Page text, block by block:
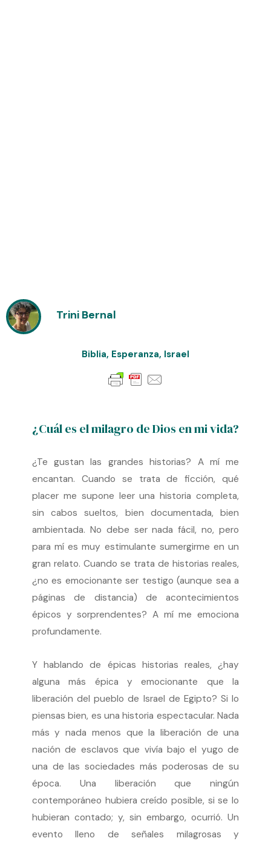
Trini Bernal
Biblia, Esperanza, Israel
¿Cuál es el milagro de Dios en mi vida?
¿Te gustan las grandes historias? A mí me
encantan. Cuando se trata de ficción, qué
placer me supone leer una historia completa,
sin cabos sueltos, bien documentada, bien
ambientada. No debe ser nada fácil, no, pero
para mí es muy estimulante sumergirme en un
gran relato. Cuando se trata de historias reales,
¿no es emocionante ser testigo (aunque sea a
páginas de distancia) de acontecimientos
épicos y sorprendentes? A mí me emociona
profundamente.
Y hablando de épicas historias reales, ¿hay
alguna más épica y emocionante que la
liberación del pueblo de Israel de Egipto? Si lo
piensas bien, es una historia espectacular. Nada
más y nada menos que la liberación de una
nación de esclavos que vivía bajo el yugo de
una de las sociedades más poderosas de su
época. Una liberación que ningún
contemporáneo hubiera creído posible, si se lo
hubieran contado; y, sin embargo, ocurrió. Un
evento lleno de señales milagrosas y